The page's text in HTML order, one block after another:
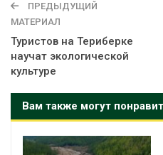
ПРЕДЫДУЩИЙ
МАТЕРИАЛ
Туристов на Териберке
научат экологической
культуре
Вам также могут